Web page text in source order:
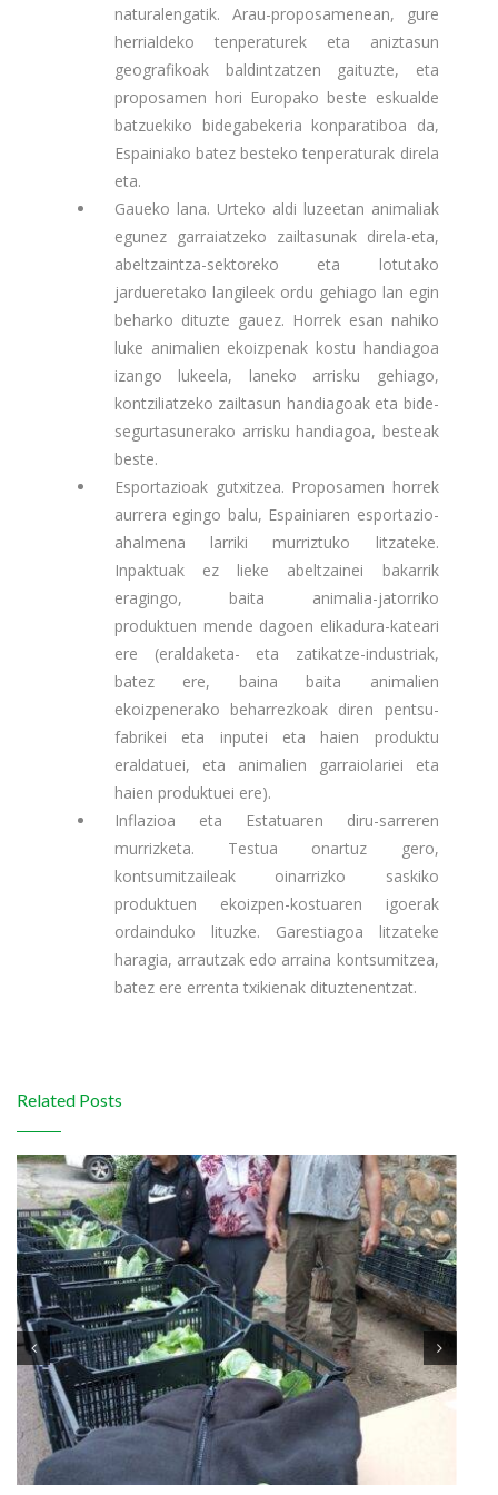
naturalengatik. Arau-proposamenean, gure
herrialdeko tenperaturek eta aniztasun
geografikoak baldintzatzen gaituzte, eta
proposamen hori Europako beste eskualde
batzuekiko bidegabekeria konparatiboa da,
Espainiako batez besteko tenperaturak direla
eta.
Gaueko lana. Urteko aldi luzeetan animaliak
egunez garraiatzeko zailtasunak direla-eta,
abeltzaintza-sektoreko eta lotutako
jardueretako langileek ordu gehiago lan egin
beharko dituzte gauez. Horrek esan nahiko
luke animalien ekoizpenak kostu handiagoa
izango lukeela, laneko arrisku gehiago,
kontziliatzeko zailtasun handiagoak eta bide-
segurtasunerako arrisku handiagoa, besteak
beste.
Esportazioak gutxitzea. Proposamen horrek
aurrera egingo balu, Espainiaren esportazio-
ahalmena larriki murriztuko litzateke.
Inpaktuak ez lieke abeltzainei bakarrik
eragingo, baita animalia-jatorriko
produktuen mende dagoen elikadura-kateari
ere (eraldaketa- eta zatikatze-industriak,
batez ere, baina baita animalien
ekoizpenerako beharrezkoak diren pentsu-
fabrikei eta inputei eta haien produktu
eraldatuei, eta animalien garraiolariei eta
haien produktuei ere).
Inflazioa eta Estatuaren diru-sarreren
murrizketa. Testua onartuz gero,
kontsumitzaileak oinarrizko saskiko
produktuen ekoizpen-kostuaren igoerak
ordainduko lituzke. Garestiagoa litzateke
haragia, arrautzak edo arraina kontsumitzea,
batez ere errenta txikienak dituztenentzat.
Related Posts